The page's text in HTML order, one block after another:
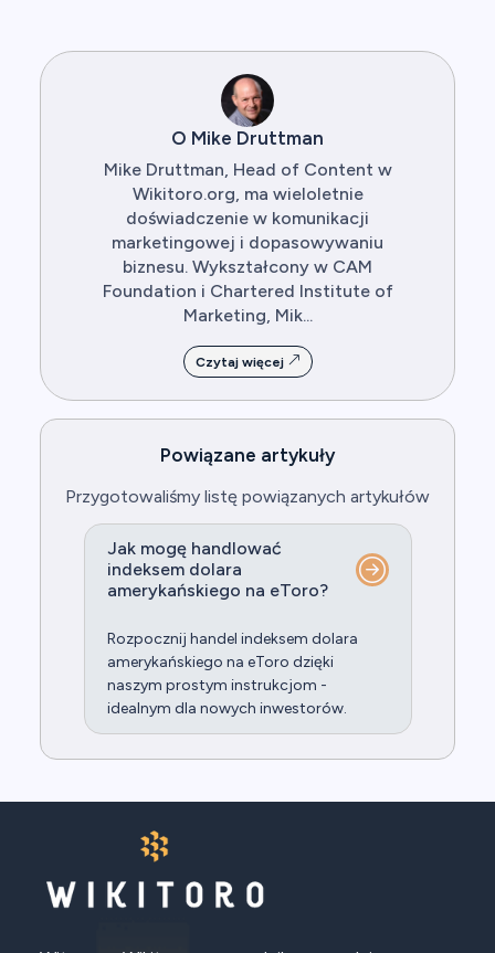
O Mike Druttman
Mike Druttman, Head of Content w
Wikitoro.org, ma wieloletnie
doświadczenie w komunikacji
marketingowej i dopasowywaniu
biznesu. Wykształcony w CAM
Foundation i Chartered Institute of
Marketing, Mik...
Czytaj więcej
Powiązane artykuły
Przygotowaliśmy listę powiązanych artykułów
Jak mogę handlować
indeksem dolara
amerykańskiego na eToro?
Rozpocznij handel indeksem dolara
amerykańskiego na eToro dzięki
naszym prostym instrukcjom -
idealnym dla nowych inwestorów.